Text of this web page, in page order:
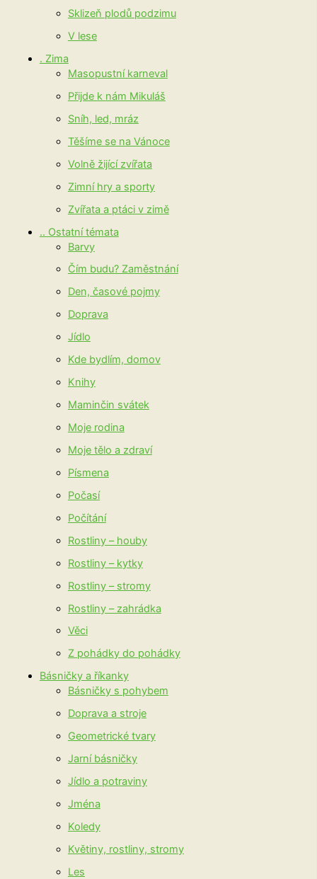
Sklizeň plodů podzimu
V lese
. Zima
Masopustní karneval
Přijde k nám Mikuláš
Sníh, led, mráz
Těšíme se na Vánoce
Volně žijící zvířata
Zimní hry a sporty
Zvířata a ptáci v zimě
.. Ostatní témata
Barvy
Čím budu? Zaměstnání
Den, časové pojmy
Doprava
Jídlo
Kde bydlím, domov
Knihy
Maminčin svátek
Moje rodina
Moje tělo a zdraví
Písmena
Počasí
Počítání
Rostliny – houby
Rostliny – kytky
Rostliny – stromy
Rostliny – zahrádka
Věci
Z pohádky do pohádky
Básničky a říkanky
Básničky s pohybem
Doprava a stroje
Geometrické tvary
Jarní básničky
Jídlo a potraviny
Jména
Koledy
Květiny, rostliny, stromy
Les